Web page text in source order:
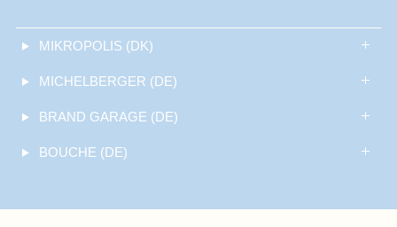
MIKROPOLIS (DK)
MICHELBERGER (DE)
BRAND GARAGE (DE)
BOUCHE (DE)